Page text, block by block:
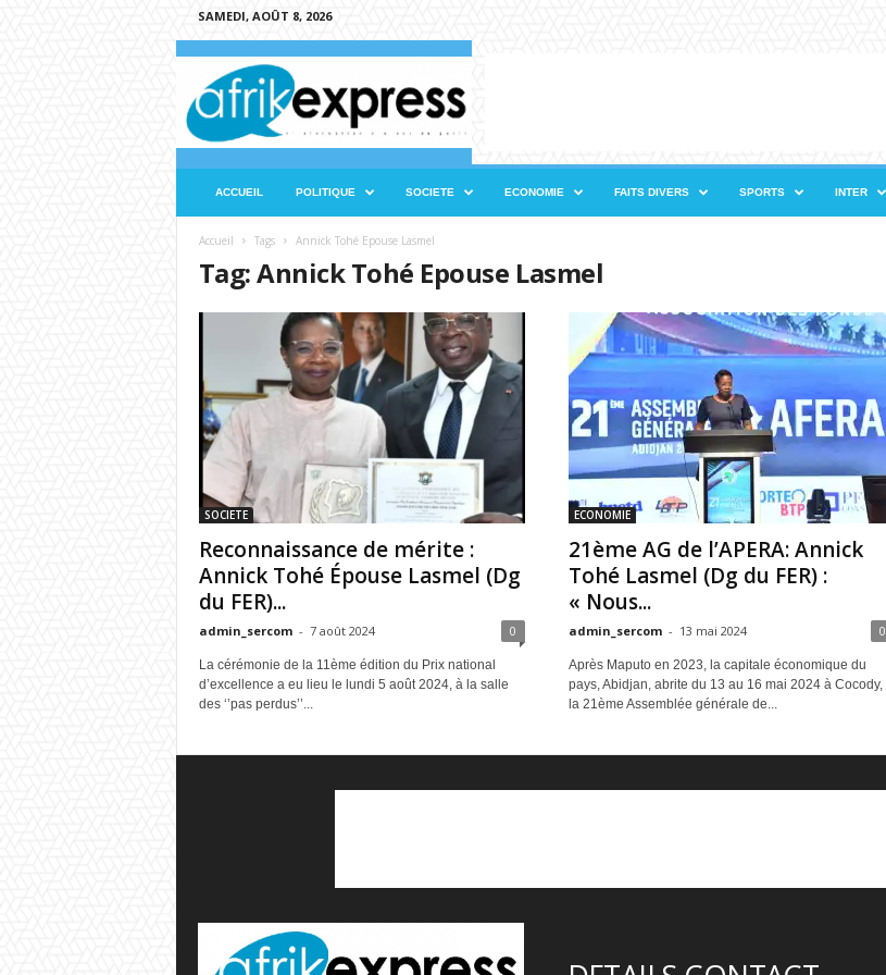
SAMEDI, AOÛT 8, 2026
e
ACCUEIL POLITIQUE SOCIETE ECONOMIE FAITS DIVERS SPORTS INTER
Accueil Tags Annick Tohé Epouse Lasmel
Tag: Annick Tohé Epouse Lasmel
SOCIETE
Reconnaissance de mérite :
Annick Tohé Épouse Lasmel (Dg
du FER)...
admin_sercom - 7 août 2024 0
La cérémonie de la 11ème édition du Prix national
d’excellence a eu lieu le lundi 5 août 2024, à la salle
des ‘’pas perdus’’...
ECONOMIE
21ème AG de l’APERA: Annick
Tohé Lasmel (Dg du FER) :
« Nous...
admin_sercom - 13 mai 2024 0
Après Maputo en 2023, la capitale économique du
pays, Abidjan, abrite du 13 au 16 mai 2024 à Cocody,
la 21ème Assemblée générale de...